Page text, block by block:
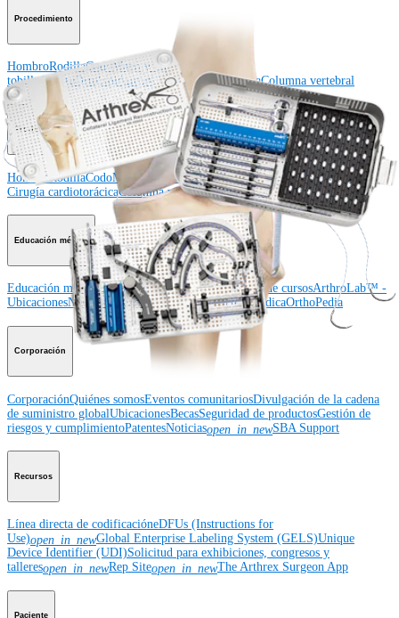
Procedimiento
HombroRodillaCodoMano y muñeca
tobillo CaderaOrtobiológicosCirugía cardiotorácicaColumna vertebral
Producto
Hombro RodillaCodoMano y muñecaPie y tobilloCaderaOrtobiológicos
Cirugía cardiotorácicaColumna vertebralImagen y resección
Educación médica
Educación médicaDescripción de cursosCalendario de cursosArthroLab™ -
UbicacionesNuestro departamento de educación médicaOrthoPedia
Corporación
CorporaciónQuiénes somosEventos comunitariosDivulgación de la cadena
de suministro globalUbicacionesBecasSeguridad de productosGestión de
riesgos y cumplimientoPatentesNoticiasopen_in_newSBA Support
Recursos
Línea directa de codificacióneDFUs (Instructions for
Use)open_in_newGlobal Enterprise Labeling System (GELS)Unique
Device Identifier (UDI)Solicitud para exhibiciones, congresos y
talleresopen_in_newRep Siteopen_in_newThe Arthrex Surgeon App
Paciente